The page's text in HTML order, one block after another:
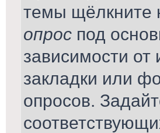
темы щёлкните
опрос под
зависимости от
закладки или
опросов.